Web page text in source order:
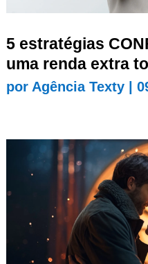
5 estratégias
uma renda extra
por Agência Texty|